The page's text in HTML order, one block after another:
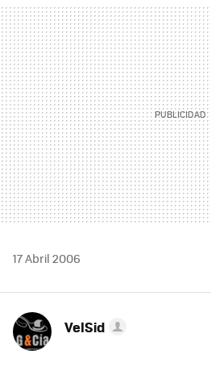
MAIL
17 Abril 2006
VelSid